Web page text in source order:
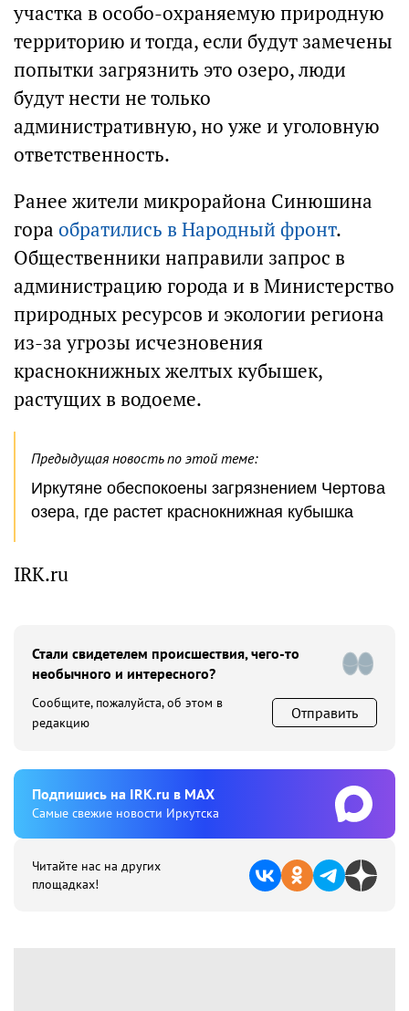
участка в особо-охраняемую природную
территорию и тогда, если будут замечены
попытки загрязнить это озеро, люди
будут нести не только
административную, но уже и уголовную
ответственность.
Ранее жители микрорайона Синюшина
гора обратились в Народный фронт.
Общественники направили запрос в
администрацию города и в Министерство
природных ресурсов и экологии региона
из-за угрозы исчезновения
краснокнижных желтых кубышек,
растущих в водоеме.
Предыдущая новость по этой теме:
Иркутяне обеспокоены загрязнением Чертова
озера, где растет краснокнижная кубышка
IRK.ru
Стали свидетелем происшествия, чего-то
необычного и интересного?
Сообщите, пожалуйста, об этом в
редакцию
Отправить
Подпишиcь на IRK.ru в MAX
Cамые свежие новости Иркутска
Читайте нас на других
площадках!